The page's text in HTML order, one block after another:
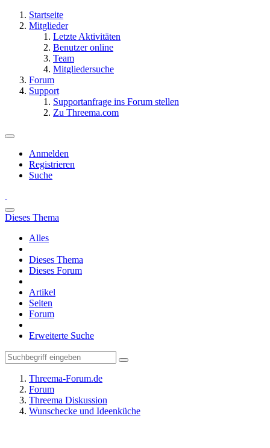
Startseite
Mitglieder
Letzte Aktivitäten
Benutzer online
Team
Mitgliedersuche
Forum
Support
Supportanfrage ins Forum stellen
Zu Threema.com
Anmelden
Registrieren
Suche
Dieses Thema
Alles
Dieses Thema
Dieses Forum
Artikel
Seiten
Forum
Erweiterte Suche
Threema-Forum.de
Forum
Threema Diskussion
Wunschecke und Ideenküche